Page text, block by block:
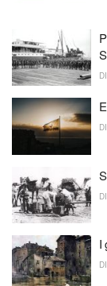
DI
DI
DI
I
DI